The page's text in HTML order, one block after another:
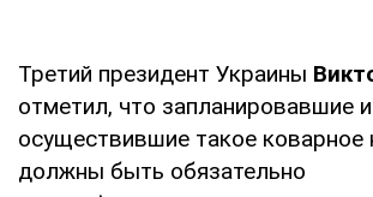
Третий президент Украины
отметил, что запланировавшие и
осуществившие такое коварное
должны быть обязательно